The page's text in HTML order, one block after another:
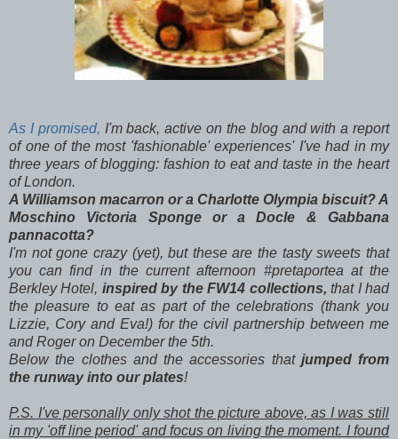
As I promised, I'm back, active on the blog and with a report
of one of the most 'fashionable' experiences' I've had in my
three years of blogging: fashion to eat and taste in the heart
of London.
A Williamson macarron or a Charlotte Olympia biscuit? A
Moschino Victoria Sponge or a Docle & Gabbana
pannacotta?
I'm not gone crazy (yet), but these are the tasty sweets that
you can find in the current afternoon #pretaportea at the
Berkley Hotel, inspired by the FW14 collections,that I had
the pleasure to eat as part of the celebrations (thank you
Lizzie, Cory and Eva!) for the civil partnership between me
and Roger on December the 5th.
Below the clothes and the accessories thatjumped from
the runway into our plates!
P.S. I've personally only shot the picture above, as I was still
in my 'off line period' and focus on living the moment. I found